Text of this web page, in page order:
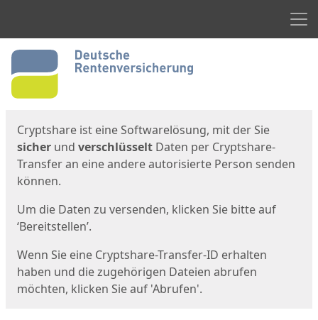
Start
Cryptshare ist eine Softwarelösung, mit der Sie
sicher und verschlüsselt Daten per Cryptshare-
Transfer an eine andere autorisierte Person senden
können.
Um die Daten zu versenden, klicken Sie bitte auf
‘Bereitstellen’.
Wenn Sie eine Cryptshare-Transfer-ID erhalten
haben und die zugehörigen Dateien abrufen
möchten, klicken Sie auf 'Abrufen'.